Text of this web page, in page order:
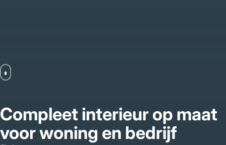
Compleet interieur op maat
voor woning en bedrijf